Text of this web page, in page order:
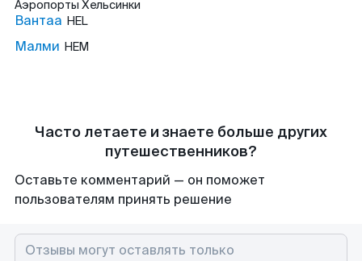
Аэропорты Хельсинки
Вантаа HEL
Малми HEM
Часто летаете и знаете больше других
путешественников?
Оставьте комментарий — он поможет
пользователям принять решение